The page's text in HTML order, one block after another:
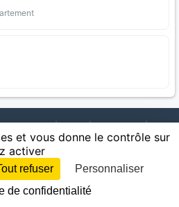
ouvertes | Carte | Communes |
| Zones protégées | Forets |
| CGU | CGV Cookies
SAFER, INRAE, BRGM, INAO, Ministère de
l'Agriculture
et vous donne le contrôle sur
activer
refuser
Personnaliser
de confidentialité